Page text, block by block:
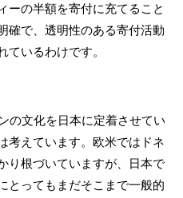
ーの半額を寄付に充てること
確で、透明性のある寄付活動
ているわけです。
の文化を日本に定着させてい
考えています。欧米ではドネ
り根づいていますが、日本で
とってもまだそこまで一般的